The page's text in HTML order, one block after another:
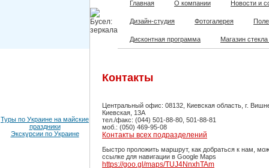
Главная О компании Новости и
Дизайн-студия Фотогалерея
Дисконтная программа Магазин
Туры по Украине на майские
праздники
Экскурсии по Украине
Контакты
Центральный офис: 08132, Киевская область, г.
Киевская, 13А
тел./факс: (044) 501-88-80, 501-88-81
моб.: (050) 469-95-08
Контакты всех подразделений
Быстро проложить маршрут, как добраться к нам,
ссылке для навигации в Google Maps
https://goo.gl/maps/TUJ4NnxhTAm